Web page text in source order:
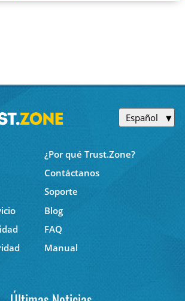
Español
¿Por qué Trust.Zone?
Contáctanos
Soporte
Blog
FAQ
Manual